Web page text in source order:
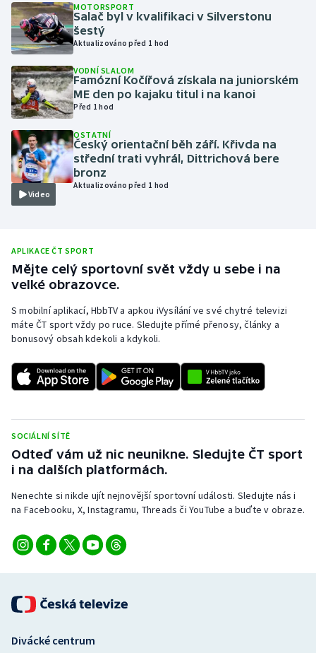
Lyže a snowboard
Moderní pětiboj
Motorsport
Olympijské hry
Parasport
Plavání
Ragby
Rychlobruslení
Rychlostní kanoistika
Sportovní střelba
Stolní tenis
Triatlon
Veslování
Volejbal
MOTORSPORT
Salač byl v kvalifikaci v Silverstonu
šestý
Aktualizováno před 1 hod
VODNÍ SLALOM
Famózní Kočířová získala na juniorském
ME den po kajaku titul i na kanoi
Před 1 hod
Video
OSTATNÍ
Český orientační běh září. Křivda na
střední trati vyhrál, Dittrichová bere
bronz
Aktualizováno před 1 hod
APLIKACE ČT SPORT
Mějte celý sportovní svět vždy u sebe i na
velké obrazovce.
S mobilní aplikací, HbbTV a apkou iVysílání ve své chytré televizi
máte ČT sport vždy po ruce. Sledujte přímé přenosy, články a
bonusový obsah kdekoli a kdykoli.
SOCIÁLNÍ SÍTĚ
Odteď vám už nic neunikne. Sledujte ČT sport
i na dalších platformách.
Nenechte si nikde ujít nejnovější sportovní události. Sledujte nás i
na Facebooku, X, Instagramu, Threads či YouTube a buďte v obraze.
Divácké centrum